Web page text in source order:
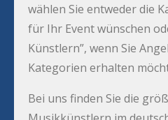
wählen Sie entweder die
für Ihr Event wünschen
Künstlern”, wenn Sie
Kategorien erhalten
Bei uns finden Sie die